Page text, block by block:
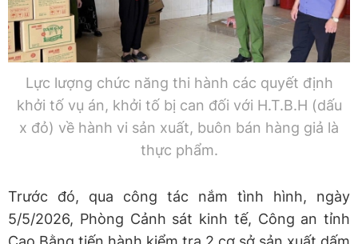
Lực lượng chức năng thi hành các quyết định
khởi tố vụ án, khởi tố bị can đối với H.T.B.H (dấu
x đỏ) về hành vi sản xuất, buôn bán hàng giả là
thực phẩm.
Trước đó, qua công tác nắm tình hình, ngày
5/5/2026, Phòng Cảnh sát kinh tế, Công an tỉnh